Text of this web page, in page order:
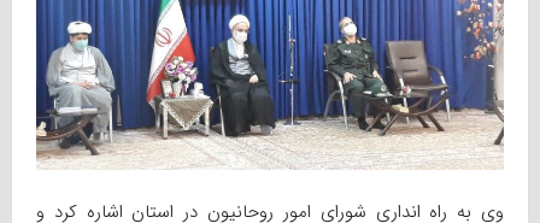
وی به راه انداری شورای امور روحانیون در استان اشاره کرد و